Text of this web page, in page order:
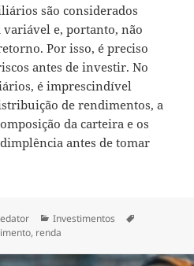
são considerados
e, portanto, não
Por isso, é preciso
antes de investir. No
é imprescindível
de rendimentos, a
da carteira e os
antes de tomar
Categorias
Investimentos
, renda